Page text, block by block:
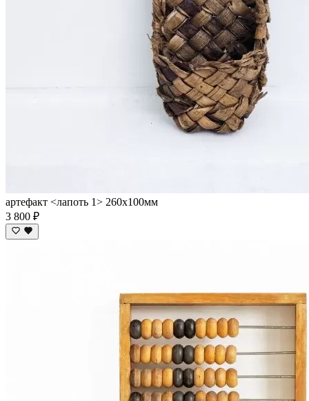
артефакт <лапоть 1> 260х100мм
3 800 ₽